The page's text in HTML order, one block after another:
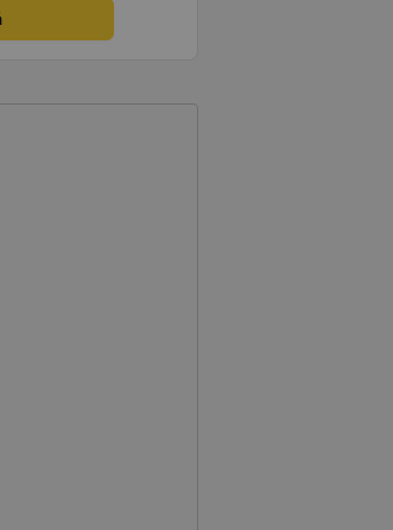
스를 탔습니
화일거같구
불만은 없었